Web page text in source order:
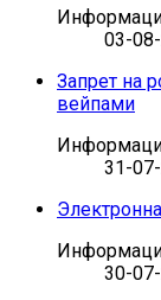
03-
Запрет на
вейпами
31-
30-